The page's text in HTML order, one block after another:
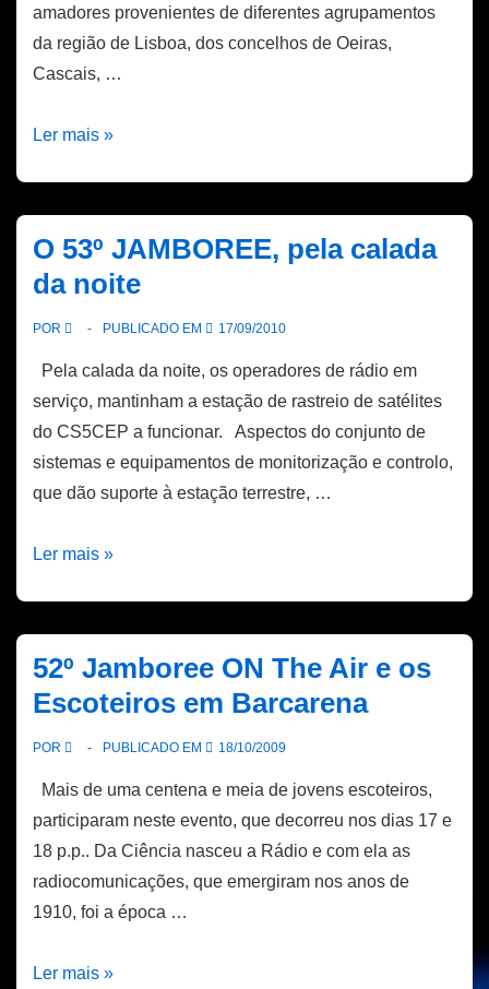
amadores provenientes de diferentes agrupamentos
da região de Lisboa, dos concelhos de Oeiras,
Cascais, …
JAMBOREE
na
Internet
são
recebidos
no
CS5CEP
Ler mais »
O 53º JAMBOREE, pela calada
da noite
POR PUBLICADO EM 17/09/2010
Pela calada da noite, os operadores de rádio em
serviço, mantinham a estação de rastreio de satélites
do CS5CEP a funcionar. Aspectos do conjunto de
sistemas e equipamentos de monitorização e controlo,
que dão suporte à estação terrestre, …
O
calada
da
Ler mais »
52º Jamboree ON The Air e os
Escoteiros em Barcarena
POR PUBLICADO EM 18/10/2009
Mais de uma centena e meia de jovens escoteiros,
participaram neste evento, que decorreu nos dias 17 e
18 p.p.. Da Ciência nasceu a Rádio e com ela as
radiocomunicações, que emergiram nos anos de
1910, foi a época …
52º
Ler mais »